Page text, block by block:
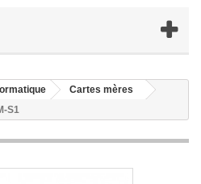
Cartes mères
S1